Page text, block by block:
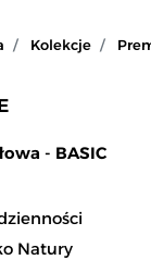
Kolekcje
- BASIC
Natury